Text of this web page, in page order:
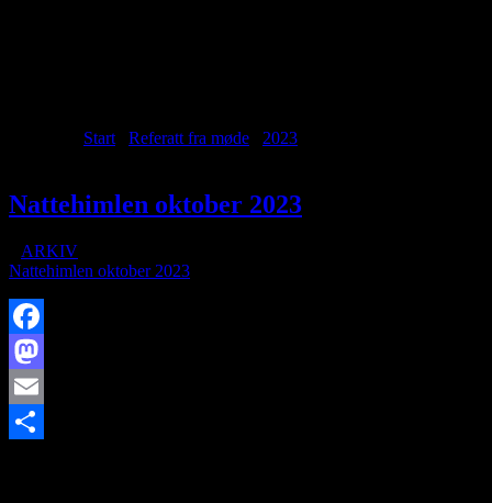
Start Referatt fra møde 2023
Nattehimlen oktober 2023
ARKIV
Nattehimlen oktober 2023
Facebook
Mastodon
Email